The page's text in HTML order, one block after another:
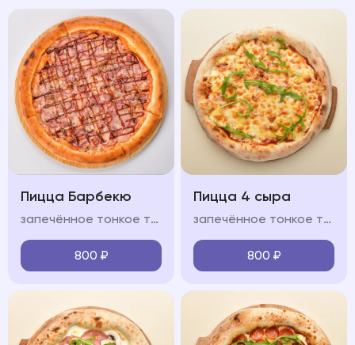
Пицца Барбекю
запечённое тонкое тесто, свиной окорок, охотничьи колбасками, бекон, лук красный, фирменный соус "BBQ", моцарелла, красный соус
800 ₽
Пицца 4 сыра
запечённое тонкое тесто, сыр моцарелла, пармезан, горгонзола, доблю, фирменный соус, оливковое масло
800 ₽